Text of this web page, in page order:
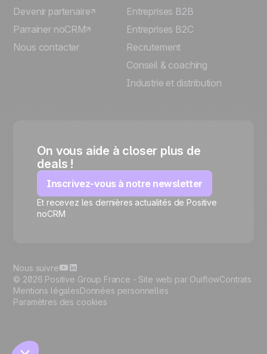
Devenir partenaire
Parrainer noCRM
Nous contacter
Entreprises B2B
Entreprises B2C
Recrutement
Conseil & coaching
Industrie et distribution
On vous aide à closer plus de
deals !
Inscrivez-vous à notre newsletter
Et recevez les dernières actualités de Positive
noCRM
© 2026 Positive Group France - Site web par OuiflowContrats
Mentions légalesDonnées personnelles
Paramètres des cookies
Nous suivre